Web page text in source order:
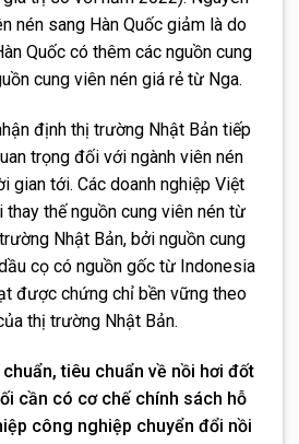
nén sang Hàn Quốc giảm là do
Quốc có thêm các nguồn cung
cung viên nén giá rẻ từ Nga.
định thị trường Nhật Bản tiếp
trọng đối với ngành viên nén
gian tới. Các doanh nghiệp Việt
thay thế nguồn cung viên nén từ
Nhật Bản, bởi nguồn cung
cọ có nguồn gốc từ Indonesia
được chứng chỉ bền vững theo
thị trường Nhật Bản.
tiêu chuẩn về nồi hơi đốt
cần có cơ chế chính sách hỗ
công nghiệp chuyển đổi nồi